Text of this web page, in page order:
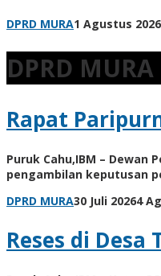
DPRD MURA1 Agustus 2026
DPRD MURA
Rapat
Puruk Cahu,IBM – Dewan
pengambilan keputusan
DPRD MURA30 Juli 20264
Reses di